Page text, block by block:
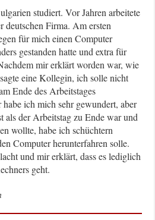
studiert. Vor Jahren arbeitete
deutschen Firma. Am ersten
für mich einen Computer
gestanden hatte und extra für
mir erklärt worden war, wie
eine Kollegin, ich solle nicht
Ende des Arbeitstages
ich mich sehr gewundert, aber
als der Arbeitstag zu Ende war und
wollte, habe ich schüchtern
Computer herunterfahren solle.
und mir erklärt, dass es lediglich
geht.